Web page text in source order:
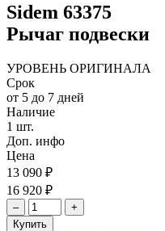
Sidem 63375
Рычаг подвески
УРОВЕНЬ ОРИГИНАЛА
Срок
от 5 до 7 дней
Наличие
1 шт.
Доп. инфо
Цена
13 090 ₽
16 920 ₽
–
+
Купить